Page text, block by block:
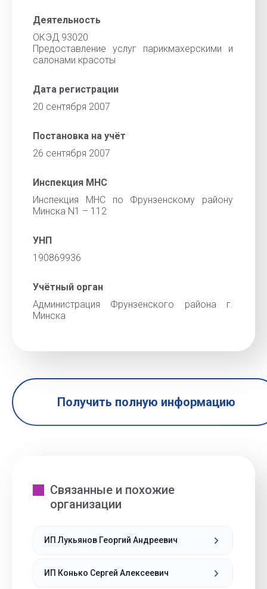
Деятельность
ОКЭД 93020
Предоставление услуг парикмахерскими и
салонами красоты
Дата регистрации
20 сентября 2007
Постановка на учёт
26 сентября 2007
Инспекция МНС
Инспекция МНС по Фрунзенскому району
Минска N1 – 112
УНП
190869936
Учётный орган
Администрация Фрунзенского района г.
Минска
Получить полную информацию
Связанные и похожие
организации
ИП Лукьянов Георгий Андреевич
ИП Конько Сергей Алексеевич